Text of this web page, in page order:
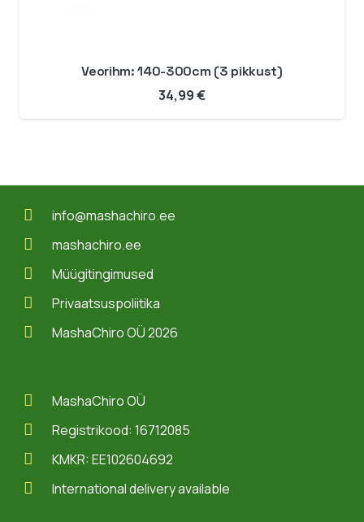
Veorihm: 140-300cm (3 pikkust)
34,99€
MashaChiro OÜ
Registrikood: 16712085
KMKR: EE102604692
International delivery available
info@mashachiro.ee
mashachiro.ee
Müügitingimused
Privaatsuspoliitika
MashaChiro OÜ 2026